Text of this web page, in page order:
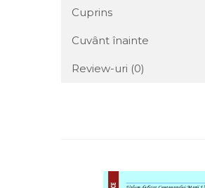
Cuprins
Cuvânt înainte
Review-uri (0)